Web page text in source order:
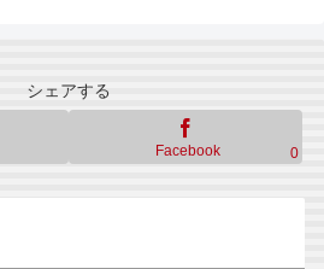
シェアする
Facebook 0